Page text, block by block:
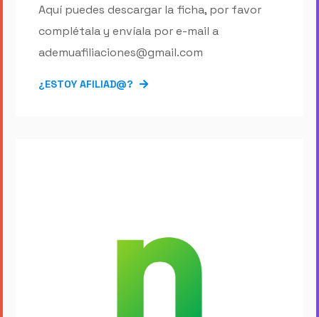
Aquí puedes descargar la ficha, por favor
complétala y envíala por e-mail a
ademuafiliaciones@gmail.com
¿ESTOY AFILIAD@?